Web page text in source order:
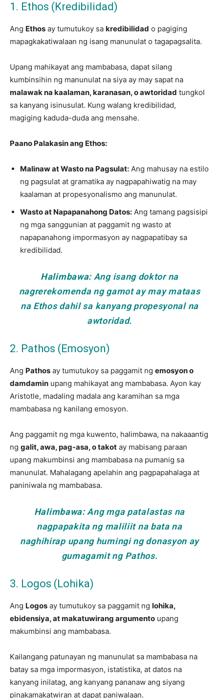
1. Ethos (Kredibilidad)
Ang Ethos ay tumutukoy sa kredibilidad o pagiging
mapagkakatiwalaan ng isang manunulat o tagapagsalita.
Upang mahikayat ang mambabasa, dapat silang
kumbinsihin ng manunulat na siya ay may sapat na
malawak na kaalaman, karanasan, o awtoridad tungkol
sa kanyang isinusulat. Kung walang kredibilidad,
magiging kaduda-duda ang mensahe.
Paano Palakasin ang Ethos:
Malinaw at Wasto na Pagsulat: Ang mahusay na estilo
ng pagsulat at gramatika ay nagpapahiwatig na may
kaalaman at propesyonalismo ang manunulat.
Wasto at Napapanahong Datos: Ang tamang pagsisipi
ng mga sanggunian at paggamit ng wasto at
napapanahong impormasyon ay nagpapatibay sa
kredibilidad.
Halimbawa: Ang isang doktor na
nagrerekomenda ng gamot ay may mataas
na Ethos dahil sa kanyang propesyonal na
awtoridad.
2. Pathos (Emosyon)
Ang Pathos ay tumutukoy sa paggamit ng emosyon o
damdamin upang mahikayat ang mambabasa. Ayon kay
Aristotle, madaling madala ang karamihan sa mga
mambabasa ng kanilang emosyon.
Ang paggamit ng mga kuwento, halimbawa, na nakaaantig
ng galit, awa, pag-asa, o takot ay mabisang paraan
upang makumbinsi ang mambabasa na pumanig sa
manunulat. Mahalagang apelahin ang pagpapahalaga at
paniniwala ng mambabasa.
Halimbawa:Ang mga patalastas na
nagpapakita ng maliliit na bata na
naghihirap upang humingi ng donasyon ay
gumagamit ng Pathos.
3. Logos (Lohika)
Ang Logos ay tumutukoy sa paggamit ng lohika,
ebidensiya, at makatuwirang argumento upang
makumbinsi ang mambabasa.
Kailangang patunayan ng manunulat sa mambabasa na
batay sa mga impormasyon, istatistika, at datos na
kanyang inilatag, ang kanyang pananaw ang siyang
pinakamakatwiran at dapat paniwalaan.